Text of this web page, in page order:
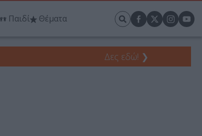
Παιδί Θέματα
Δες εδώ! ❯